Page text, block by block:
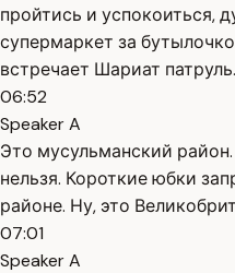
пройтись и успокоиться,
супермаркет за
встречает Шариат патруль.
06:52
Speaker A
Это мусульманский
нельзя. Короткие юбки
районе. Ну, это
07:01
Speaker A